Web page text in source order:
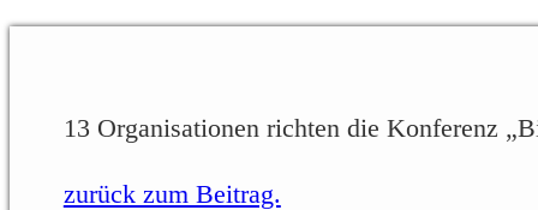
13 Organisationen richten die Konferenz
zurück zum Beitrag.